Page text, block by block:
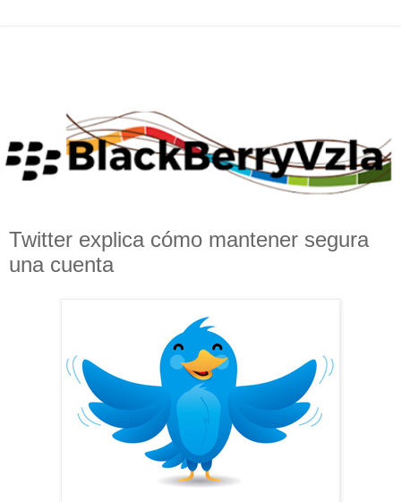
Twitter explica cómo mantener segura
una cuenta